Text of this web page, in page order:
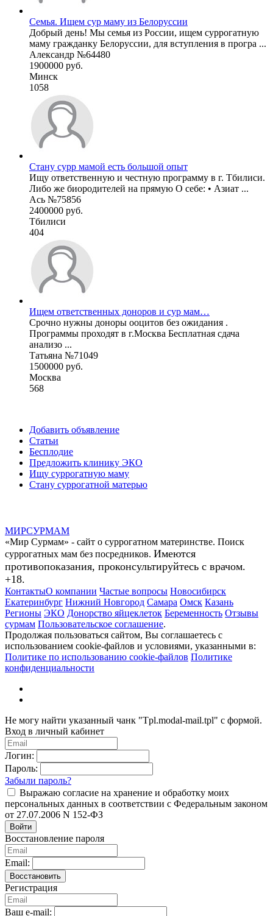
Семья. Ищем сур маму из Белоруссии
Добрый день! Мы семья из России, ищем суррогатную
маму гражданку Белоруссии, для вступления в програ ...
Александр №64480
1900000 руб.
Минск
1058
Стану сурр мамой есть большой опыт
Ищу ответственную и честную программу в г. Тбилиси.
Либо же биородителей на прямую О себе: • Азиат ...
Ась №75856
2400000 руб.
Тбилиси
404
Ищем ответственных доноров и сур мам…
Срочно нужны доноры ооцитов без ожидания .
Программы проходят в г.Москва Бесплатная сдача
анализо ...
Татьяна №71049
1500000 руб.
Москва
568
Добавить объявление
Статьи
Бесплодие
Предложить клинику ЭКО
Ищу суррогатную маму
Стану суррогатной матерью
МИРСУРМАМ
«Мир Сурмам» - сайт о суррогатном материнстве. Поиск
суррогатных мам без посредников. Имеются
противопоказания, проконсультируйтесь с врачом.
+18.
КонтактыО компании Частые вопросы Новосибирск
Екатеринбург Нижний Новгород Самара Омск Казань
Регионы ЭКО Донорство яйцеклеток Беременность Отзывы
сурмам Пользовательское соглашение.
Продолжая пользоваться сайтом, Вы соглашаетесь с
использованием cookie-файлов и условиями, указанными в:
Политике по использованию cookie-файлов Политике
конфиденциальности
Не могу найти указанный чанк "Tpl.modal-mail.tpl" с формой.
Вход в личный кабинет
Логин:
Пароль:
Забыли пароль?
Выражаю согласие на хранение и обработку моих
персональных данных в соответствии с Федеральным законом
от 27.07.2006 N 152-ФЗ
Войти
Восстановление пароля
Email:
Восстановить
Регистрация
Ваш e-mail: